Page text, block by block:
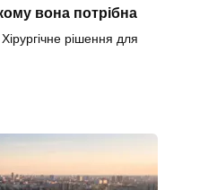
вона потрібна
рішення для